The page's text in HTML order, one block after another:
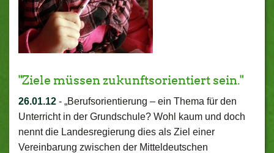
"Ziele müssen zukunftsorientiert sein."
26.01.12 - „Berufsorientierung – ein Thema für den
Unterricht in der Grundschule? Wohl kaum und doch
nennt die Landesregierung dies als Ziel einer
Vereinbarung zwischen der Mitteldeutschen